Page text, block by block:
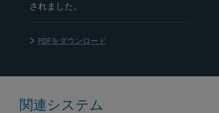
されました。
PDFをダウンロード
関連システム